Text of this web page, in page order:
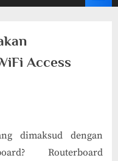
Access
dimaksud dengan
Routerboard